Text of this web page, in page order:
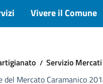
Vivere il Comune
Servizio Mercati
Mercato Caramanico